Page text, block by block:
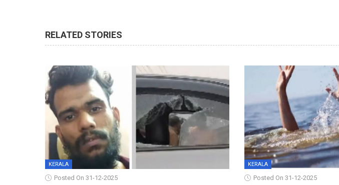
RELATED STORIES
KERALA
Posted On 31-12-2025
KERALA
Posted On 31-12-2025